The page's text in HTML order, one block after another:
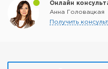
Онлайн
Анна Головацкая
Получить